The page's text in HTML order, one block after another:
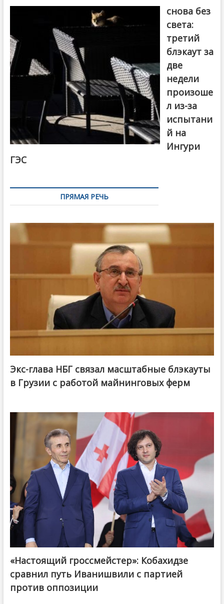
снова без
света:
третий
блэкаут за
две
недели
произоше
л из-за
испытани
й на
Ингури
ГЭС
ПРЯМАЯ РЕЧЬ
Экс-глава НБГ связал масштабные блэкауты
в Грузии с работой майнинговых ферм
@ქართული ოცნება / Georgian Dream
«Настоящий гроссмейстер»: Кобахидзе
сравнил путь Иванишвили с партией
против оппозиции